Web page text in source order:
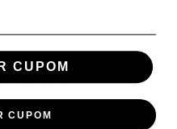
avaliação
CUPOM
CUPOM